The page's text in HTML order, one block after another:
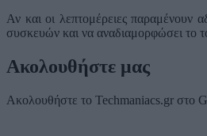
Αν και οι λεπτομέρειες παραμένουν
συσκευών και να αναδιαμορφώσει το
Ακολουθήστε μας
Ακολουθήστε το Techmaniacs.gr στο